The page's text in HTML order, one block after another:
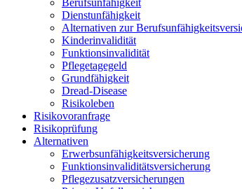
Berufsunfähigkeit
Dienstunfähigkeit
Alternativen zur
Kinderinvalidität
Funktionsinvalidität
Pflegetagegeld
Grundfähigkeit
Dread-Disease
Risikoleben
Risikovoranfrage
Risikoprüfung
Alternativen
Erwerbsunfähigkeitsversicherung
Funktionsinvaliditätsversicherung
Pflegezusatzversicherungen